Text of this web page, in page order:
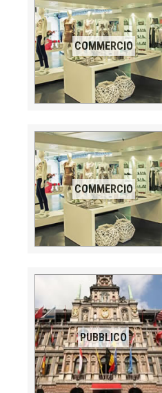
COMMERCIO
COMMERCIO
PUBBLICO